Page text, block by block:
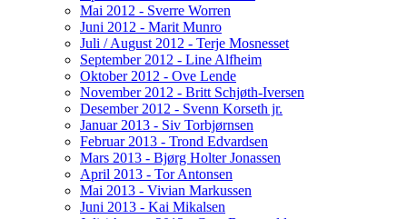
Mai 2012 - Sverre Worren
Juni 2012 - Marit Munro
Juli / August 2012 - Terje Mosnesset
September 2012 - Line Alfheim
Oktober 2012 - Ove Lende
November 2012 - Britt Schjøth-Iversen
Desember 2012 - Svenn Korseth jr.
Januar 2013 - Siv Torbjørnsen
Februar 2013 - Trond Edvardsen
Mars 2013 - Bjørg Holter Jonassen
April 2013 - Tor Antonsen
Mai 2013 - Vivian Markussen
Juni 2013 - Kai Mikalsen